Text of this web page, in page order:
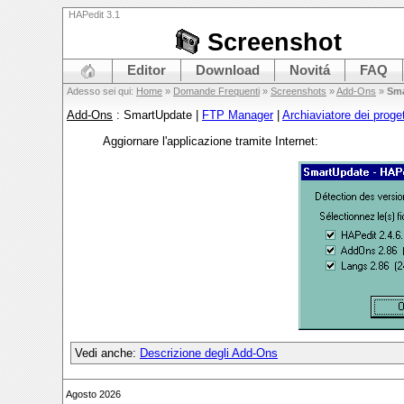
HAPedit 3.1
Screenshot
Editor Download Novitá FAQ
Adesso sei qui: Home » Domande Frequenti » Screenshots »Add-Ons »
Add-Ons : SmartUpdate | FTP Manager| Archiaviatore dei
Aggiornare l'applicazione tramite Internet:
Vedi anche: Descrizione degli Add-Ons
Agosto 2026